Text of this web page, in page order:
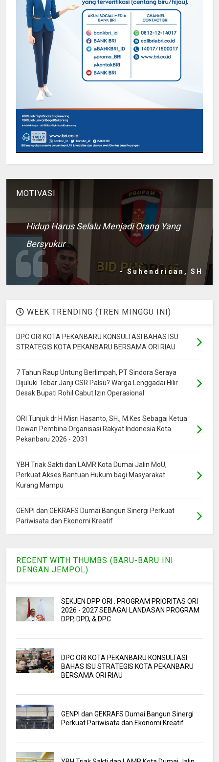
MOTIVASI
Hidup Harus Selalu Menjadi Orang Yang
Bersyukur
- Suhendrican, SH
WEEK TRENDING (TREN MINGGU INI)
DPC ORI KOTA PEKANBARU KONSULTASI BAHAS ISU
STRATEGIS KOTA PEKANBARU BERSAMA ORI RIAU
7 Tahun Raup Untung Berlimpah, PT Sindora Seraya
Dijuluki Tebar Janji CSR Palsu? Warga Lenggadai Hilir
Desak Bupati Rohil Cabut Izin Operasional
ORI Tunjuk dr H Misri Hasanto, SH., M.Kes Sebagai Ketua
Dewan Pembina Organisasi Rakyat Indonesia Kota
Pekanbaru 2026 - 2031
YBH Triak Sakti dan LAMR Kota Dumai Jalin MoU,
Perkuat Akses Bantuan Hukum bagi Masyarakat
Kurang Mampu
GENPI dan GEKRAFS Dumai Bangun Sinergi Perkuat
Pariwisata dan Ekonomi Kreatif
RECENT WITH THUMBS (BARU-BARU INI
DENGAN JEMPOL)
SEKJEN DPP ORI : PROGRAM PRIORITAS ORI
2026 - 2027 SEBAGAI LANDASAN PROGRAM
DPP, DPD, & DPC
DPC ORI KOTA PEKANBARU KONSULTASI
BAHAS ISU STRATEGIS KOTA PEKANBARU
BERSAMA ORI RIAU
GENPI dan GEKRAFS Dumai Bangun Sinergi
Perkuat Pariwisata dan Ekonomi Kreatif